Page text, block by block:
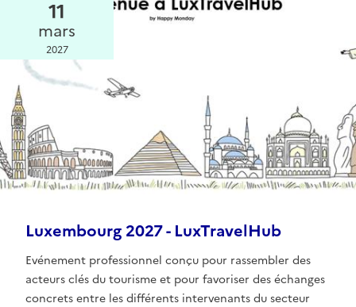
Luxembourg 2027 - LuxTravelHub
Evénement professionnel conçu pour rassembler des
acteurs clés du tourisme et pour favoriser des échanges
concrets entre les différents intervenants du secteur
11
mars
2027